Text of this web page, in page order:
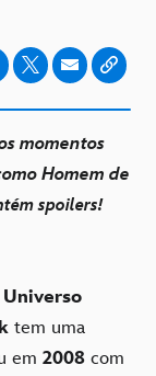
momentos
Homem de
spoilers!
Universo
tem uma
em 2008 com